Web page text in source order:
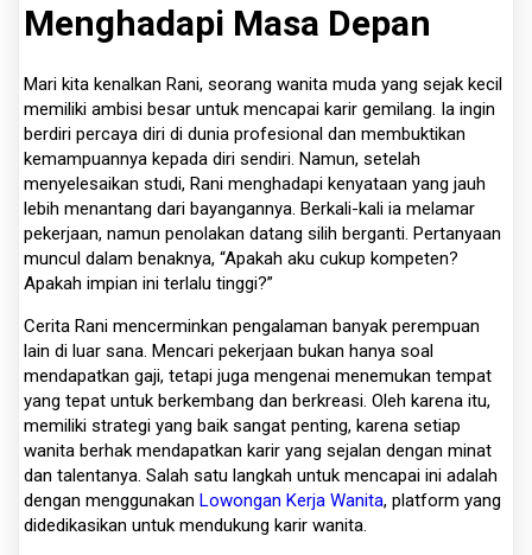
Menghadapi Masa Depan
Mari kita kenalkan Rani, seorang wanita muda yang sejak kecil
memiliki ambisi besar untuk mencapai karir gemilang. Ia ingin
berdiri percaya diri di dunia profesional dan membuktikan
kemampuannya kepada diri sendiri. Namun, setelah
menyelesaikan studi, Rani menghadapi kenyataan yang jauh
lebih menantang dari bayangannya. Berkali-kali ia melamar
pekerjaan, namun penolakan datang silih berganti. Pertanyaan
muncul dalam benaknya, “Apakah aku cukup kompeten?
Apakah impian ini terlalu tinggi?”
Cerita Rani mencerminkan pengalaman banyak perempuan
lain di luar sana. Mencari pekerjaan bukan hanya soal
mendapatkan gaji, tetapi juga mengenai menemukan tempat
yang tepat untuk berkembang dan berkreasi. Oleh karena itu,
memiliki strategi yang baik sangat penting, karena setiap
wanita berhak mendapatkan karir yang sejalan dengan minat
dan talentanya. Salah satu langkah untuk mencapai ini adalah
dengan menggunakan Lowongan Kerja Wanita, platform yang
didedikasikan untuk mendukung karir wanita.